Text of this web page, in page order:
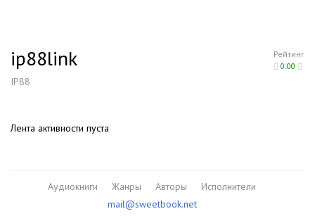
Рейтинг
0.00
ip88link
IP88
Лента активности пуста
Аудиокниги Жанры Авторы
Исполнители
mail@sweetbook.net